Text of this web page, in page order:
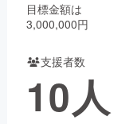
Creation
コミュニティ
目標金額は
3,000,000円
支援者数
10人